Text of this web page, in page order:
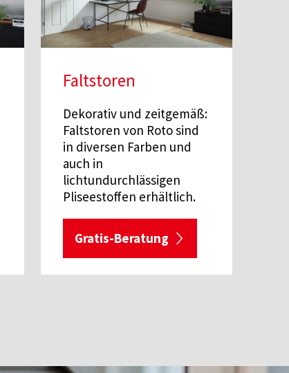
Faltstoren
Dekorativ und zeitgemäß:
Faltstoren von Roto sind
in diversen Farben und
auch in
lichtundurchlässigen
Pliseestoffen erhältlich.
Gratis-Beratung